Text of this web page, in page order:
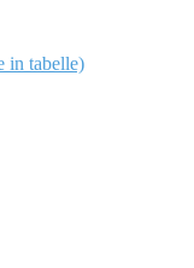
in tabelle)